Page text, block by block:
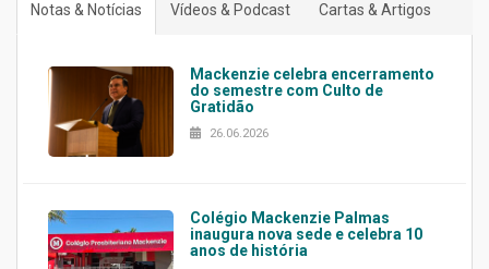
Notas & Notícias Vídeos & Podcast Cartas & Artigos
Mackenzie celebra encerramento
do semestre com Culto de
Gratidão
26.06.2026
Colégio Mackenzie Palmas
inaugura nova sede e celebra 10
anos de história